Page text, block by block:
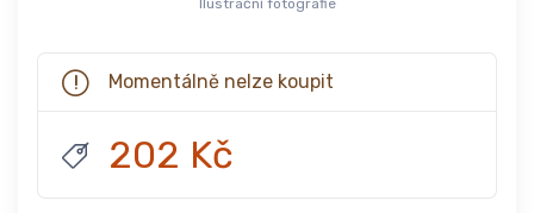
Ilustrační fotografie
Momentálně nelze koupit
202 Kč